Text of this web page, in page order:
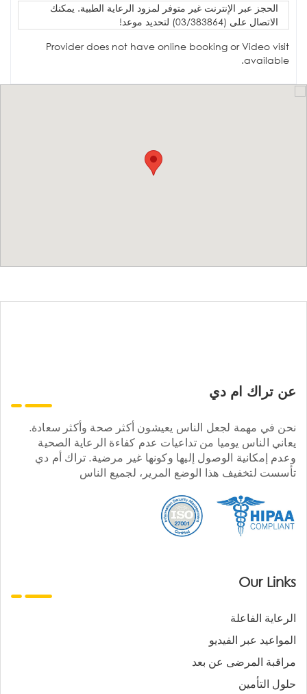
الحجز عبر الإنترنت غير متوفر لمزود الرعاية الطبية. يمكنك
الاتصال على (03/383864) لتحديد موعد!
Provider does not have online booking or Video visit
available.
عن تراك ام دي
نحن في مهمة لجعل الناس يعيشون أكثر صحة وأكثر سعادة.
يعاني الناس يوميا من تداعيات عدم كفاءة الرعاية الصحية
وعدم إمكانية الوصول إليها وكونها غير مرضية. تراك أم دي
تأسست لتخفيف هذا الوضع المرير، لجميع الناس
Our Links
الرعاية الفاعلة
المواعيد عبر الفيديو
مراقبة المرضى عن بعد
حلول التأمين